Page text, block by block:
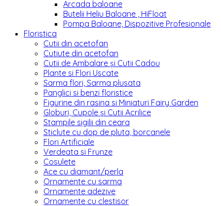
Arcada baloane
Butelii Heliu Baloane , HiFloat
Pompa Baloane, Dispozitive Profesionale
Floristica
Cutii din acetofan
Cutiute din acetofan
Cutii de Ambalare și Cutii Cadou
Plante si Flori Uscate
Sarma flori, Sarma plusata
Panglici si benzi floristice
Figurine din rasina si Miniaturi Fairy Garden
Globuri, Cupole și Cutii Acrilice
Stampile sigilii din ceara
Sticlute cu dop de pluta, borcanele
Flori Artificiale
Verdeata si Frunze
Cosulete
Ace cu diamant/perla
Ornamente cu sarma
Ornamente adezive
Ornamente cu clestisor